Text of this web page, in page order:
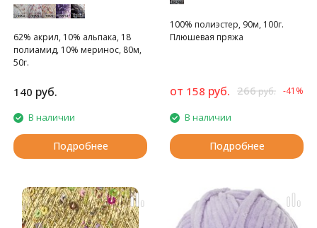
62% акрил, 10% альпака, 18
полиамид, 10% меринос, 80м,
50г.
140 руб.
В наличии
Подробнее
100% полиэстер, 90м, 100г.
Плюшевая пряжа
от 158 руб. 266руб. -41%
В наличии
Подробнее